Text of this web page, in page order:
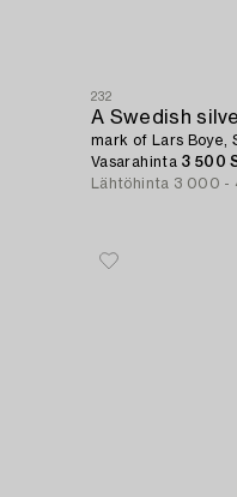
232
A Swedish
mark of Lars Boye,
Vasarahinta 3 500
Lähtöhinta 3 000 -